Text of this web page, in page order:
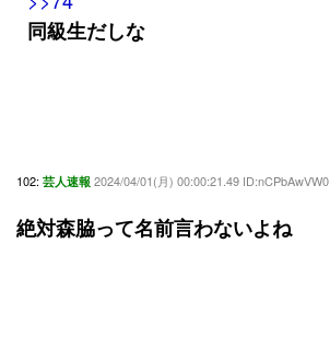
同級生だしな
102: 芸人速報 2024/04/01(月) 00:00:21.49 ID:nCPbAwVW0
絶対森脇って名前言わないよね